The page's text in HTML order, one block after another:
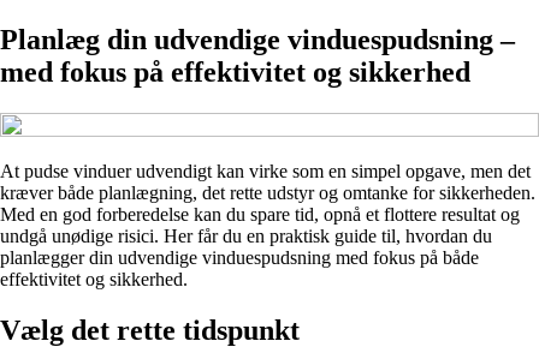
Planlæg din udvendige vinduespudsning –
med fokus på effektivitet og sikkerhed
At pudse vinduer udvendigt kan virke som en simpel opgave, men det
kræver både planlægning, det rette udstyr og omtanke for sikkerheden.
Med en god forberedelse kan du spare tid, opnå et flottere resultat og
undgå unødige risici. Her får du en praktisk guide til, hvordan du
planlægger din udvendige vinduespudsning med fokus på både
effektivitet og sikkerhed.
Vælg det rette tidspunkt